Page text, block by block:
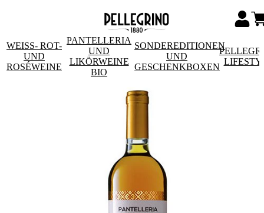
WEISS- ROT- U
ND R
OSÉWEINE
PANTELLERIA
UND
LIKÖRWEINE
BIO
SONDEREDITIONEN
UND
GESCHENKBOXEN